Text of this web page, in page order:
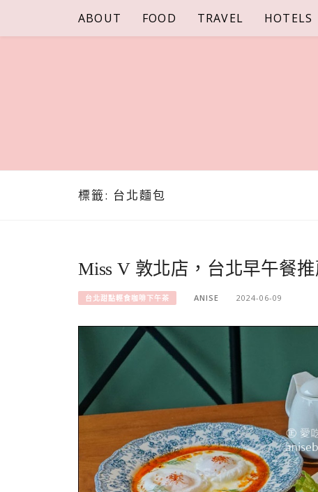
content
ABOUT FOOD TRAVEL HOTELS
標籤: 台北麵包
Miss V 敦北店，台北早午餐
台北甜點輕食咖啡下午茶 ANISE 2024-06-09